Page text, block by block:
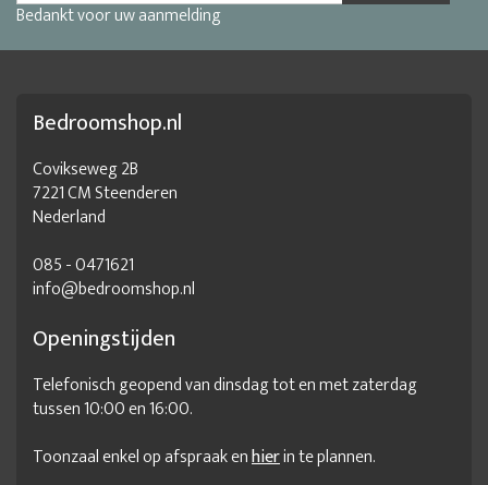
Bedankt voor uw aanmelding
Bedroomshop.nl
Covikseweg 2B
7221 CM Steenderen
Nederland
085 - 0471621
info@bedroomshop.nl
Openingstijden
Telefonisch geopend van dinsdag tot en met zaterdag
tussen 10:00 en 16:00.
Toonzaal enkel op afspraak enhierin te plannen.